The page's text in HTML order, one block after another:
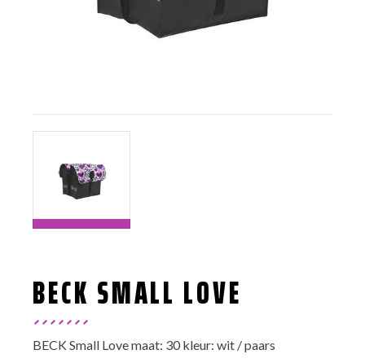
BECK SMALL LOVE
BECK Small Love maat: 30 kleur: wit / paars